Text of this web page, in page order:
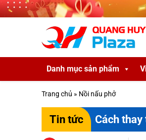
Skip to main content
Danh mục sản phẩm
Trang chủ » Nồi nấu phở
Tin tức Cách